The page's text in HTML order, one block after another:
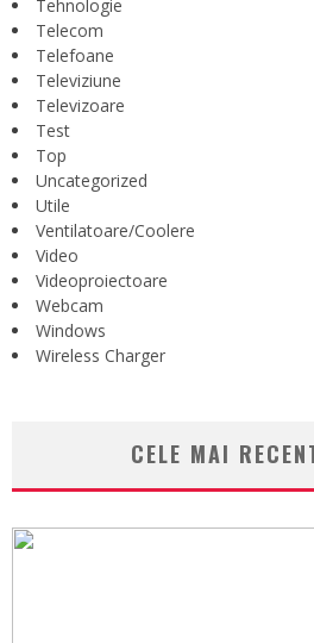
Tehnologie
Telecom
Telefoane
Televiziune
Televizoare
Test
Top
Uncategorized
Utile
Ventilatoare/Coolere
Video
Videoproiectoare
Webcam
Windows
Wireless Charger
CELE MAI